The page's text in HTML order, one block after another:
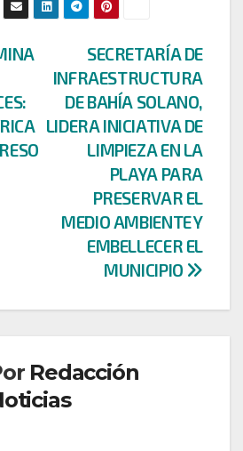
SECRETARÍA DE
INFRAESTRUCTURA
DE BAHÍA SOLANO,
LIDERA INICIATIVA DE
LIMPIEZA EN LA
PLAYA PARA
PRESERVAR EL
MEDIO AMBIENTE Y
EMBELLECER EL
MUNICIPIO
Redacción